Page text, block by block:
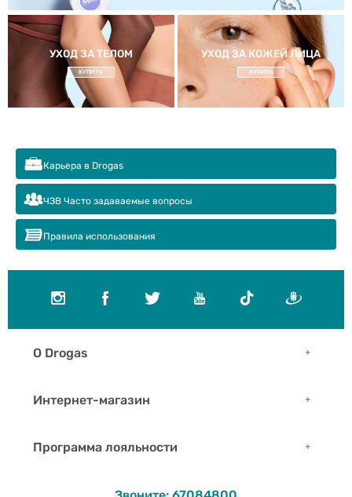
УХОД ЗА ТЕЛОМ
КУПИТЬ
УХОД ЗА КОЖЕЙ ЛИЦА
КУПИТЬ
Карьера в Drogas
ЧЗВ Часто задаваемые вопросы
Правила использования
О Drogas
Интернет-магазин
Программа лояльности